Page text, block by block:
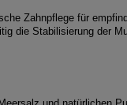
Zahnpflege für
die Stabilisierung der